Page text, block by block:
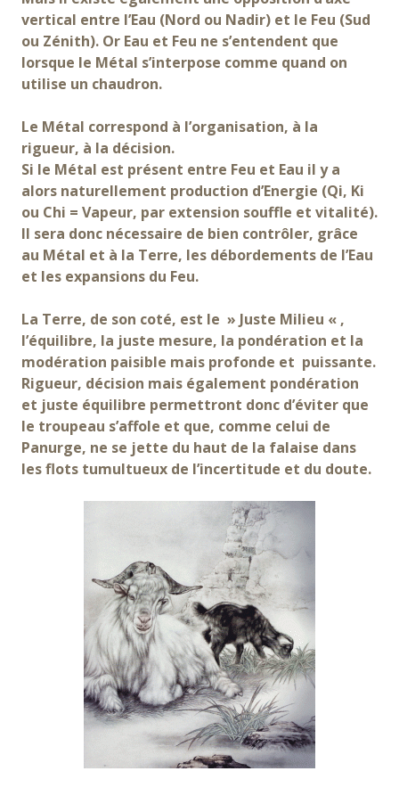
vertical entre l’Eau (Nord ou Nadir) et le Feu (Sud
ou Zénith). Or Eau et Feu ne s’entendent que
lorsque le Métal s’interpose comme quand on
utilise un chaudron.
Le Métal correspond à l’organisation, à la
rigueur, à la décision.
Si le Métal est présent entre Feu et Eau il y a
alors naturellement production d’Energie (Qi, Ki
ou Chi = Vapeur, par extension souffle et vitalité).
Il sera donc nécessaire de bien contrôler, grâce
au Métal et à la Terre, les débordements de l’Eau
et les expansions du Feu.
La Terre, de son coté, est le » Juste Milieu « ,
l’équilibre, la juste mesure, la pondération et la
modération paisible mais profonde et puissante.
Rigueur, décision mais également pondération
et juste équilibre permettront donc d’éviter que
le troupeau s’affole et que, comme celui de
Panurge, ne se jette du haut de la falaise dans
les flots tumultueux de l’incertitude et du doute.